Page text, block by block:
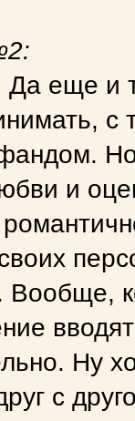
Да еще и
с
и
Вообще,
Ну
с